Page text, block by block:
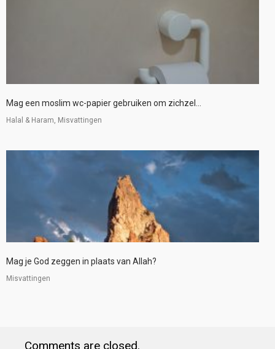
Mag een moslim wc-papier gebruiken om zichzel...
Halal & Haram, Misvattingen
Mag je God zeggen in plaats van Allah?
Misvattingen
Comments are closed.